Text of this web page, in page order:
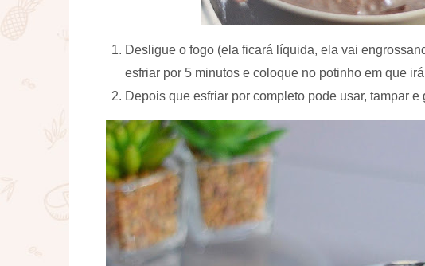
Desligue o fogo (ela ficará líquida, ela vai
esfriar por 5 minutos e coloque no potinho em que
Depois que esfriar por completo pode usar, tampar